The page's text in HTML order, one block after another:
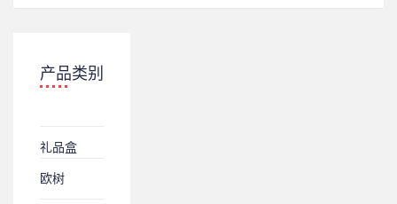
产品类别
礼品盒
欧树